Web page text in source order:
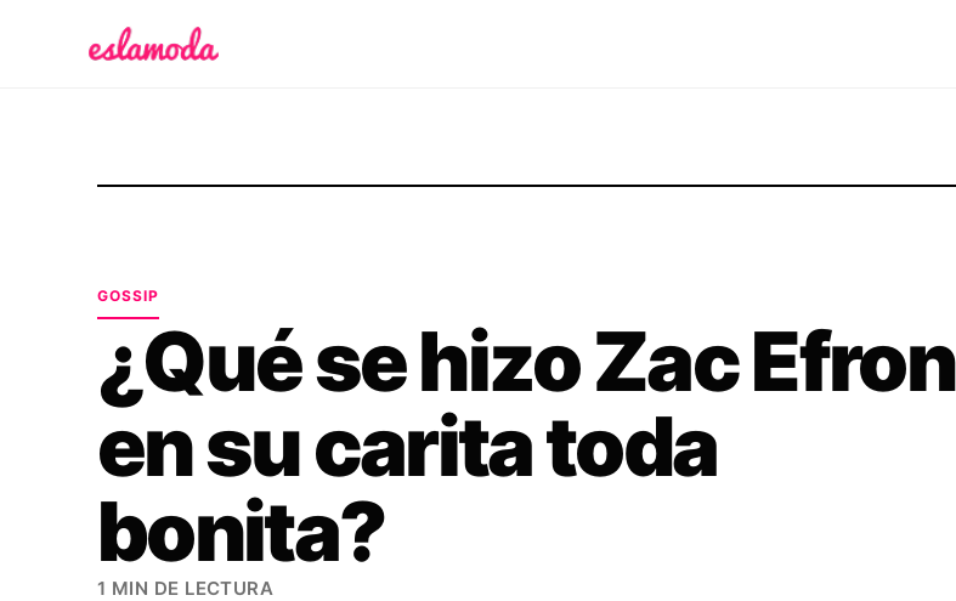
GOSSIP
¿Qué se hizo Zac Efron
en su carita toda
bonita?
1 MIN DE LECTURA